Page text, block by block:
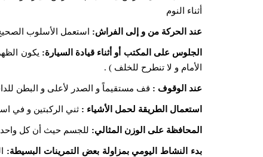
أثناء النوم
عند الحركة من و إلى الفراش: استعمل الأسلوب
الجلوس على المكتب أو أثناء قيادة السيارة:
الأمام و لا تنطرح للخلف ) .
عند الوقوف : قف مستقيماً و الصدر لأعلى و البطن
استعمال الطريقة لحمل الأشياء : ثني الركبتين و في
المحافظة على الوزن المثالي: للجسم حيث أن كل واحد كيلو زيادة يقابلة (
بدء النشاط اليومي بمزاولة بعض التمرينات البسيطة: